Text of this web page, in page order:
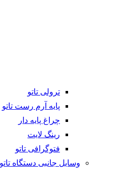
ترولی تاتو
پایه آرم رست تاتو
چراغ پایه دار
رینگ لایت
فتوگرافی تاتو
وسایل جانبی دستگاه تاتو